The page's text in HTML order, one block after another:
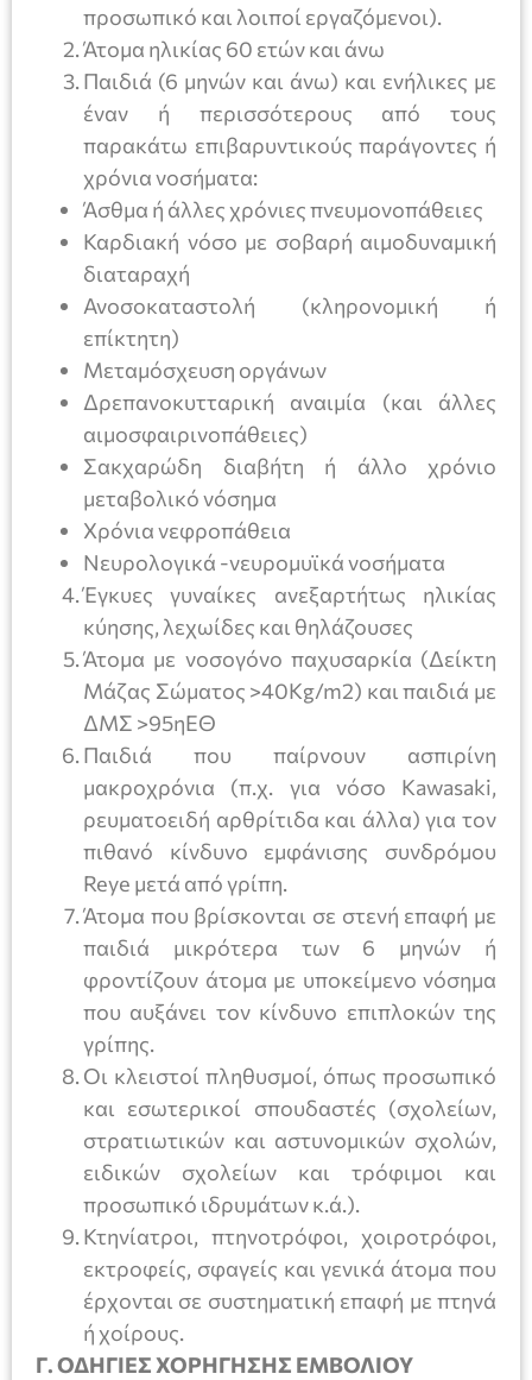
προσωπικό και λοιποί εργαζόμενοι).
Άτομα ηλικίας 60 ετών και άνω
Παιδιά (6 μηνών και άνω) και ενήλικες με
έναν ή περισσότερους από τους
παρακάτω επιβαρυντικούς παράγοντες ή
χρόνια νοσήματα:
Άσθμα ή άλλες χρόνιες πνευμονοπάθειες
Καρδιακή νόσο με σοβαρή αιμοδυναμική
διαταραχή
Ανοσοκαταστολή (κληρονομική ή
επίκτητη)
Μεταμόσχευση οργάνων
Δρεπανοκυτταρική αναιμία (και άλλες
αιμοσφαιρινοπάθειες)
Σακχαρώδη διαβήτη ή άλλο χρόνιο
μεταβολικό νόσημα
Χρόνια νεφροπάθεια
Νευρολογικά -νευρομυϊκά νοσήματα
Έγκυες γυναίκες ανεξαρτήτως ηλικίας
κύησης, λεχωίδες και θηλάζουσες
Άτομα με νοσογόνο παχυσαρκία (Δείκτη
Μάζας Σώματος >40Kg/m2) και παιδιά με
ΔΜΣ >95ηΕΘ
Παιδιά που παίρνουν ασπιρίνη
μακροχρόνια (π.χ. για νόσο Kawasaki,
ρευματοειδή αρθρίτιδα και άλλα) για τον
πιθανό κίνδυνο εμφάνισης συνδρόμου
Reye μετά από γρίπη.
Άτομα που βρίσκονται σε στενή επαφή με
παιδιά μικρότερα των 6 μηνών ή
φροντίζουν άτομα με υποκείμενο νόσημα
που αυξάνει τον κίνδυνο επιπλοκών της
γρίπης.
Οι κλειστοί πληθυσμοί, όπως προσωπικό
και εσωτερικοί σπουδαστές (σχολείων,
στρατιωτικών και αστυνομικών σχολών,
ειδικών σχολείων και τρόφιμοι και
προσωπικό ιδρυμάτων κ.ά.).
Κτηνίατροι, πτηνοτρόφοι, χοιροτρόφοι,
εκτροφείς, σφαγείς και γενικά άτομα που
έρχονται σε συστηματική επαφή με πτηνά
ή χοίρους.
Γ. ΟΔΗΓΙΕΣ ΧΟΡΗΓΗΣΗΣ ΕΜΒΟΛΙΟΥ